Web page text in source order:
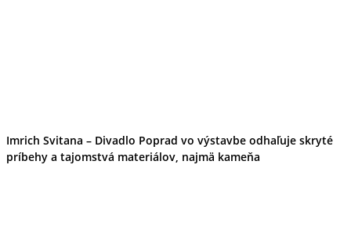
Imrich Svitana – Divadlo Poprad vo výstavbe odhaľuje skryté
príbehy a tajomstvá materiálov, najmä kameňa